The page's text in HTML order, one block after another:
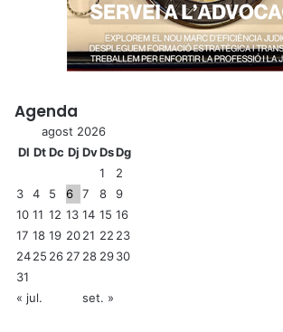
Agenda
agost 2026
Dl DtDc Dj DvDsDg
1
2
3
4 5 6 7 8
9
10 11 12 13 14 15 16
17 18 19 2021 22 23
2425 26 27 28 2930
31
« jul.
set. »